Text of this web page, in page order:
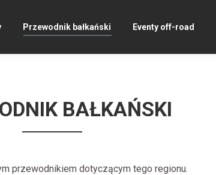
Przewodnik bałkański Eventy off-road
BAŁKAŃSKI
przewodnikiem dotyczącym tego regionu.